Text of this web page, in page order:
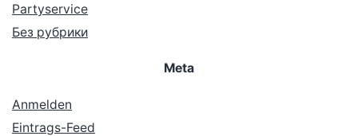
Partyservice
Без рубрики
Meta
Anmelden
Eintrags-Feed